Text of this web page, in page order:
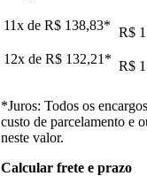
11x de R$ 138,83* R$
12x de R$ 132,21 * R$
*Juros: Todos os
custo de parcelamento e
neste valor.
Calcular frete e prazo